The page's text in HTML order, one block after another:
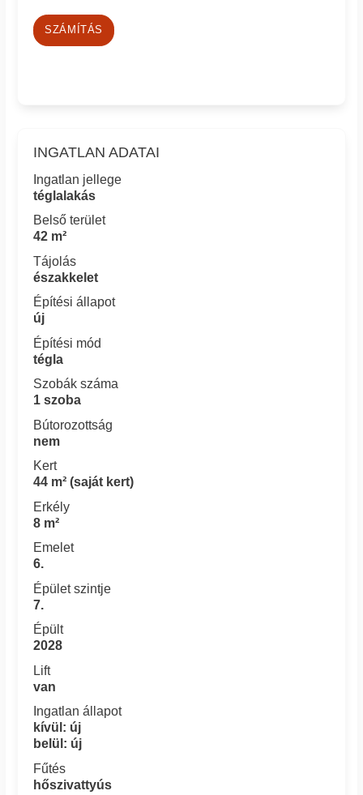
SZÁMÍTÁS
INGATLAN ADATAI
Ingatlan jellege
téglalakás
Belső terület
42 m²
Tájolás
északkelet
Építési állapot
új
Építési mód
tégla
Szobák száma
1 szoba
Bútorozottság
nem
Kert
44 m² (saját kert)
Erkély
8 m²
Emelet
6.
Épület szintje
7.
Épült
2028
Lift
van
Ingatlan állapot
kívül: új
belül: új
Fűtés
hőszivattyús